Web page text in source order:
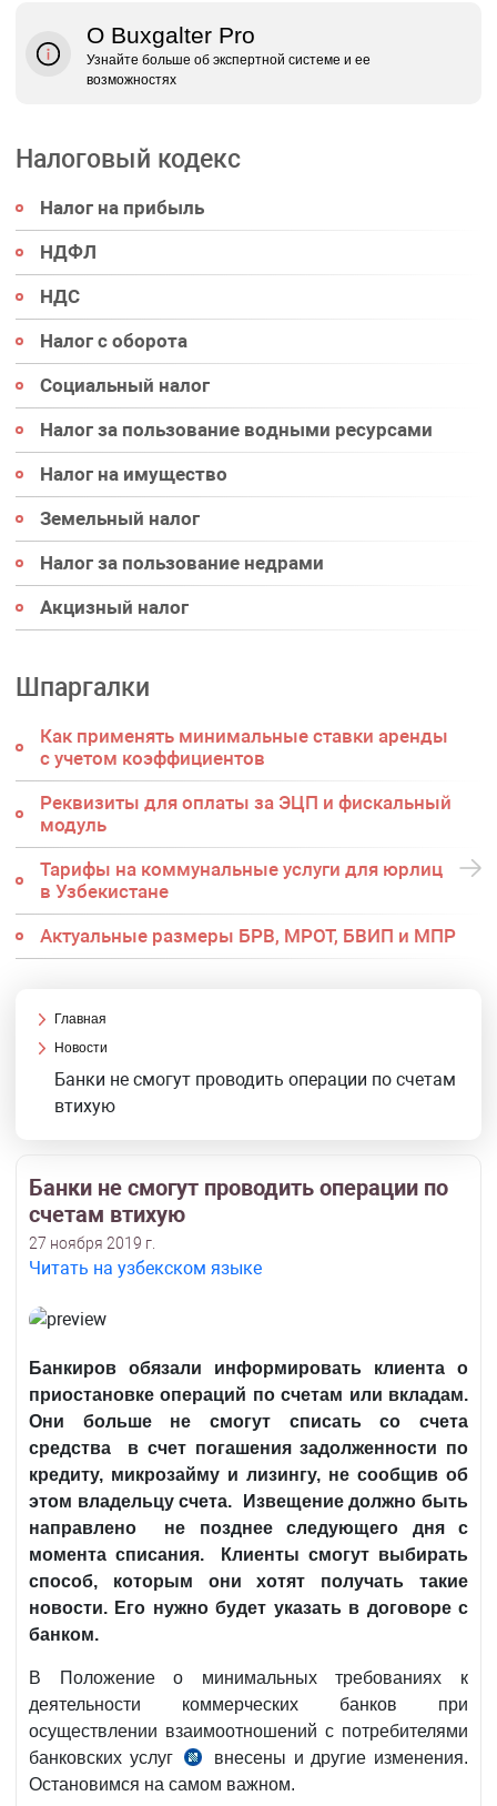
О Buxgalter Pro
Узнайте больше об экспертной системе и ее
возможностях
Налоговый кодекс
Налог на прибыль
НДФЛ
НДС
Налог с оборота
Социальный налог
Налог за пользование водными ресурсами
Налог на имущество
Земельный налог
Налог за пользование недрами
Акцизный налог
Шпаргалки
Как применять минимальные ставки аренды
с учетом коэффициентов
Реквизиты для оплаты за ЭЦП и фискальный
модуль
Тарифы на коммунальные услуги для юрлиц
в Узбекистане
Актуальные размеры БРВ, МРОТ, БВИП и МПР
Главная
Новости
Банки не смогут проводить операции по счетам
втихую
Банки не смогут проводить операции по
счетам втихую
27 ноября 2019 г.
Читать на узбекском языке
Банкиров обязали информировать клиента о
приостановке операций по счетам или вкладам.
Они больше не смогут списать со счета
средства в счет погашения задолженности по
кредиту, микрозайму и лизингу, не сообщив об
этом владельцу счета. Извещение должно быть
направлено не позднее следующего дня с
момента списания. Клиенты смогут выбирать
способ, которым они хотят получать такие
новости. Его нужно будет указать в договоре с
банком.
В Положение о минимальных требованиях к
деятельности коммерческих банков при
осуществлении взаимоотношений с потребителями
банковских услуг
рег.
№
внесены и другие изменения.
Остановимся на самом важном.